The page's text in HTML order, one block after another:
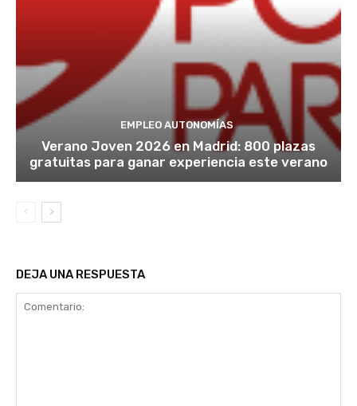
EMPLEO AUTONOMÍAS
Verano Joven 2026 en Madrid: 800 plazas
gratuitas para ganar experiencia este verano
DEJA UNA RESPUESTA